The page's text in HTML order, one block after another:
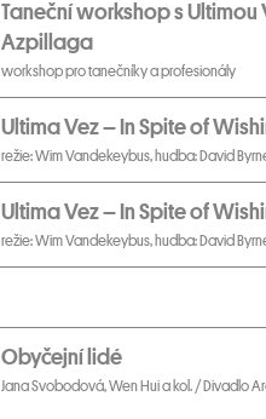
Taneční workshop s
Azpillaga
workshop pro tanečníky a profesionály
Ultima Vez – In Spite of
režie: Wim Vandekeybus, hudba: David
Ultima Vez – In Spite of
režie: Wim Vandekeybus, hudba: David
Obyčejní lidé
Jana Svobodová, Wen Hui a kol. / Divadlo